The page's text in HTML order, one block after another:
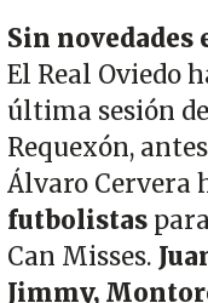
Sin novedades
El Real Oviedo
última sesión
Requexón,
Álvaro Cervera
futbolistas
Can Misses.
Jimmy,